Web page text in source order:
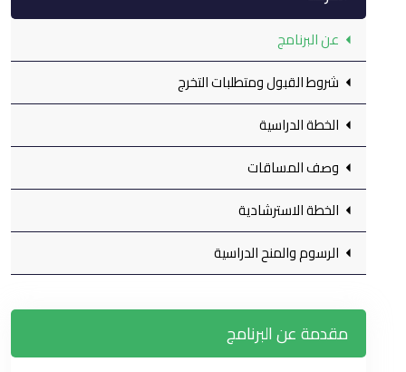
عن البرنامج
شروط القبول ومتطلبات التخرج
الخطة الدراسية
وصف المساقات
الخطة الاسترشادية
الرسوم والمنح الدراسية
مقدمة عن البرنامج